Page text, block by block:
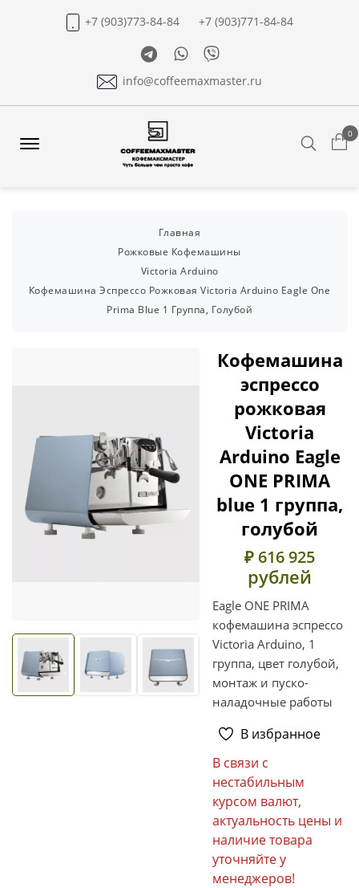
+7 (903)773-84-84
+7 (903)771-84-84
TelegramWhatsapp
Viber
info@coffeemaxmaster.ru
0
Главная
Рожковые Кофемашины
Victoria Arduino
Кофемашина Эспрессо Рожковая Victoria Arduino Eagle One
Prima Blue 1 Группа, Голубой
Кофемашина
эспрессо
рожковая
Victoria
Arduino Eagle
ONE PRIMA
blue 1 группа,
голубой
₽ 616 925
рублей
Eagle ONE PRIMA
кофемашина эспрессо
Victoria Arduino, 1
группа, цвет голубой,
монтаж и пуско-
наладочные работы
В избранное
В связи с
нестабильным
курсом валют,
актуальность цены и
наличие товара
уточняйте у
менеджеров!